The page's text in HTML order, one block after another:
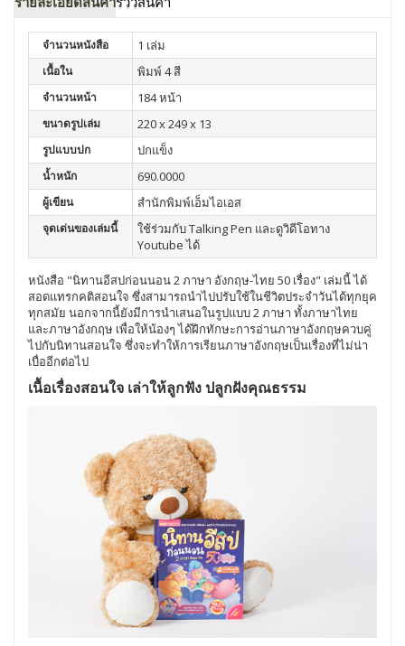
จำนวนหนังสือ 1 เล่ม
เนื้อใน พิมพ์ 4 สี
จำนวนหน้า 184 หน้า
ขนาดรูปเล่ม 220 x 249 x 13
รูปแบบปก ปกแข็ง
น้ำหนัก 690.0000
ผู้เขียน สำนักพิมพ์เอ็มไอเอส
จุดเด่นของเล่มนี้
ใช้ร่วมกับ Talking Pen และดูวิดีโอทาง
Youtube ได้
หนังสือ "นิทานอีสปก่อนนอน 2 ภาษา อังกฤษ-ไทย 50 เรื่อง" เล่มนี้ ได้
สอดแทรกคติสอนใจ ซึ่งสามารถนำไปปรับใช้ในชีวิตประจำวันได้ทุกยุค
ทุกสมัย นอกจากนี้ยังมีการนำเสนอในรูปแบบ 2 ภาษา ทั้งภาษาไทย
และภาษาอังกฤษ เพื่อให้น้องๆ ได้ฝึกทักษะการอ่านภาษาอังกฤษควบคู่
ไปกับนิทานสอนใจ ซึ่งจะทำให้การเรียนภาษาอังกฤษเป็นเรื่องที่ไม่น่า
เบื่ออีกต่อไป
เนื้อเรื่องสอนใจ เล่าให้ลูกฟัง ปลูกฝังคุณธรรม